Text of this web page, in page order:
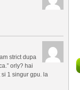
strict dupa
orly? hai
1 singur gpu. la